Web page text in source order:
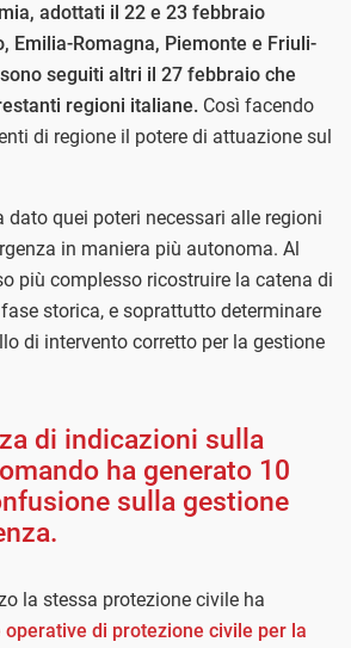
adottati il 22 e 23 febbraio
Emilia-Romagna, Piemonte e Friuli-
seguiti altri il 27 febbraio che
regioni italiane. Così facendo
di regione il potere di attuazione sul
dato quei poteri necessari alle regioni
in maniera più autonoma. Al
più complesso ricostruire la catena di
storica, e soprattutto determinare
di intervento corretto per la gestione
di indicazioni sulla
ha generato 10
sulla gestione
la stessa protezione civile ha
operative di protezione civile per la